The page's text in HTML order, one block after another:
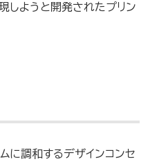
しようと開発されたプリン
に調和するデザインコンセ